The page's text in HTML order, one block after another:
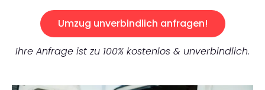
Umzug unverbindlich anfragen!
Ihre Anfrage ist zu 100% kostenlos & unverbindlich.